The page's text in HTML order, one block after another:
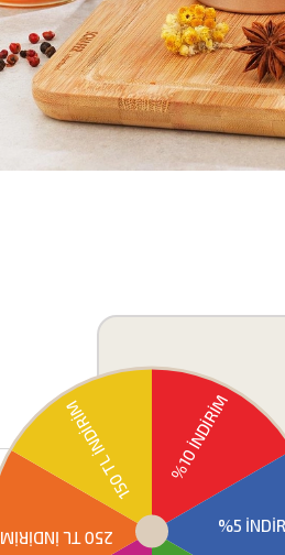
Ödeme Seçenekleri
Malzeme: Çelik